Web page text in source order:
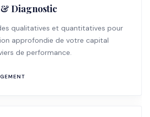
Diagnostic
qualitatives et quantitatives pour
approfondie de votre capital
de performance.